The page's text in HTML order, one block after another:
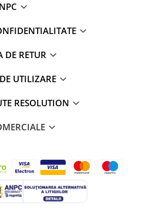
DE RETUR
UTILIZARE
RESOLUTION